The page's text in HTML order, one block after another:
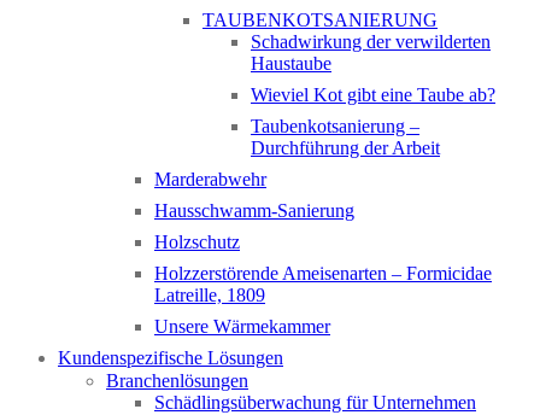
TAUBENKOTSANIERUNG
Schadwirkung der verwilderten
Haustaube
Wieviel Kot gibt eine Taube ab?
Taubenkotsanierung –
Durchführung der Arbeit
Marderabwehr
Hausschwamm-Sanierung
Holzschutz
Holzzerstörende Ameisenarten – Formicidae
Latreille, 1809
Unsere Wärmekammer
Kundenspezifische Lösungen
Branchenlösungen
Schädlingsüberwachung für Unternehmen